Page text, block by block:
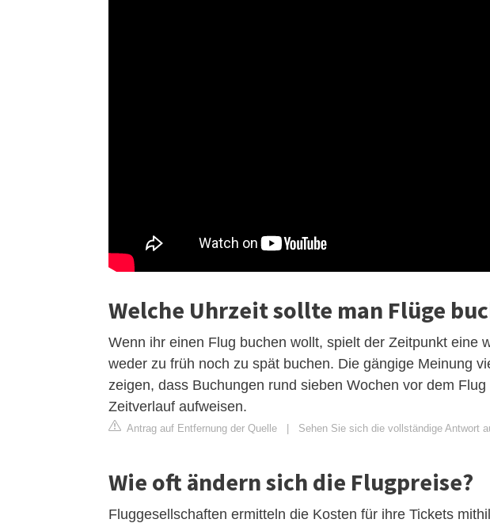
Welche Uhrzeit sollte man Flüge
Wenn ihr einen Flug buchen wollt, spielt der Zeitpunkt eine
weder zu früh noch zu spät buchen. Die gängige Meinung
zeigen, dass Buchungen rund sieben Wochen vor dem
Zeitverlauf aufweisen.
Antrag auf Entfernung der Quelle | Sehen Sie sich die vollständige Antwort
Wie oft ändern sich die Flugpreise?
Fluggesellschaften ermitteln die Kosten für ihre Tickets